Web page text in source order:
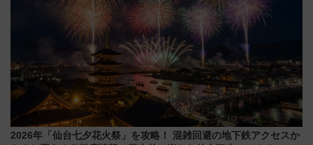
2026年「仙台七夕花火祭」を攻略！ 混雑回避の地下鉄アクセスか